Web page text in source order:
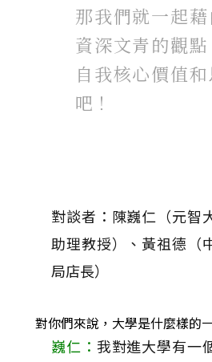
那我們就一起
資深文青的觀
自我核心價值
吧！
對談者：陳巍仁（元智
助理教授）、黃祖德（
局店長）
對你們來說，大學是什麼樣的
巍仁： 我對進大學有一